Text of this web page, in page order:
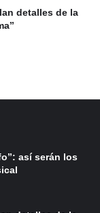
detalles de la
así serán los